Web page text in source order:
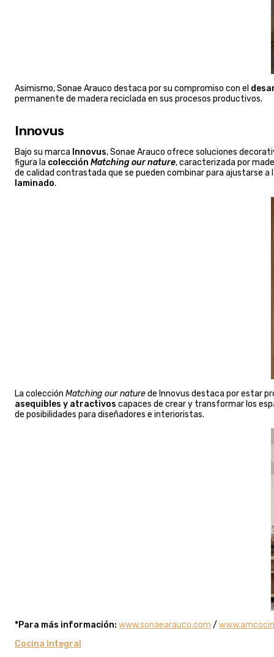
Asimismo, Sonae Arauco destaca por su compromiso con el
permanente de madera reciclada en sus procesos productivos.
Innovus
Bajo su marca Innovus, Sonae Arauco ofrece soluciones
figura la colección Matching our nature, caracterizada por
de calidad contrastada que se pueden combinar para ajustarse
laminado.
La colección Matching our naturede Innovus destaca por estar
asequibles y atractivos capaces de crear y transformar los
de posibilidades para diseñadores e interioristas.
*Para más información: www.sonaearauco.com /
Cocina Integral